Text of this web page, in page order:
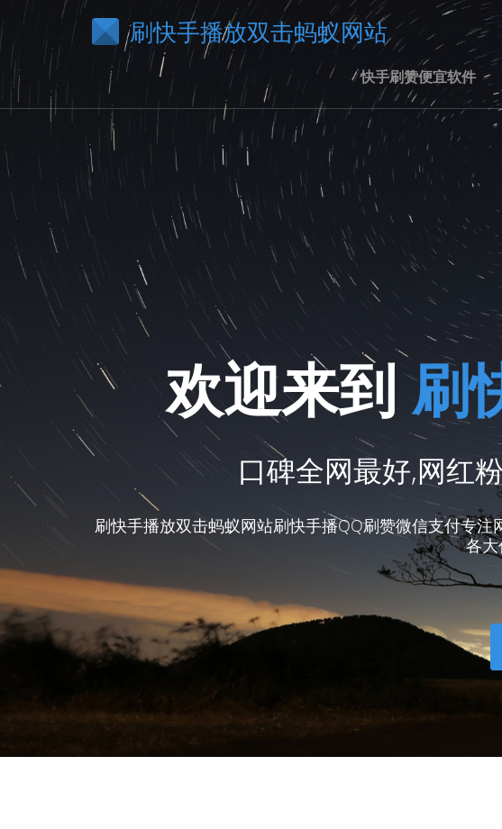
刷快手播放双击蚂蚁网站
快手刷赞便宜软件
欢迎来到刷
口碑全网最好,网红
刷快手播放双击蚂蚁网站刷快手播QQ刷赞微信支付专
各